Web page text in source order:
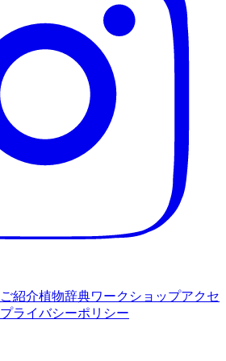
紹介植物辞典ワークショップアクセ
プライバシーポリシー